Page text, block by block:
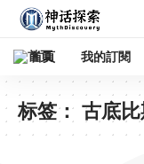
首頁 我的訂閱
标签： 古底